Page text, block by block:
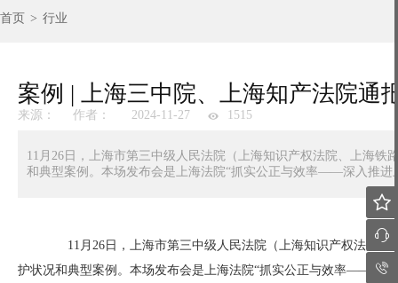
首页 > 行业
来源： 作者： 2024-11-27 1515
11月26日，上海市第三中级人民法院（上海知识产权法院、上海
和典型案例。本场发布会是上海法院“抓实公正与效率——深入推进
11月26日，上海市第三中级人民法院（上海知识产权法院、
护状况和典型案例。本场发布会是上海法院“抓实公正与效率——深


